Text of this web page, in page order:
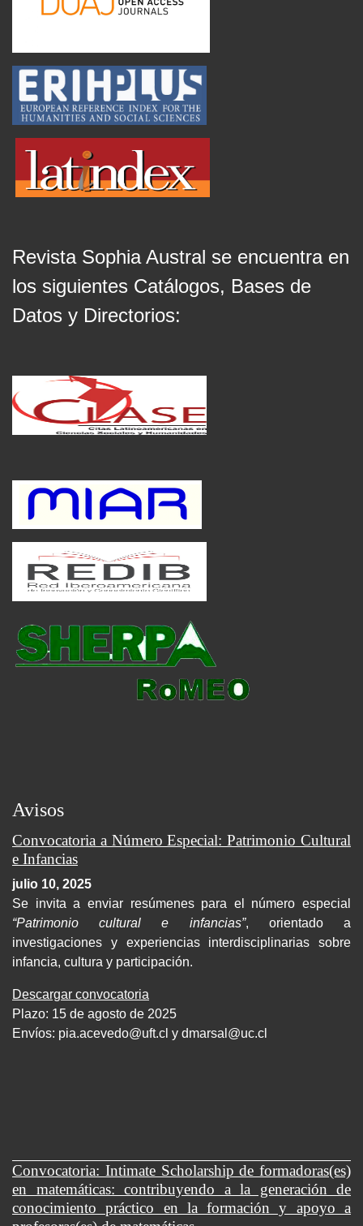
Revista Sophia Austral se encuentra en
los siguientes Catálogos, Bases de
Datos y Directorios:
Avisos
Convocatoria a Número Especial: Patrimonio Cultural
e Infancias
julio 10, 2025
Se invita a enviar resúmenes para el número especial
“Patrimonio cultural e infancias”, orientado a
investigaciones y experiencias interdisciplinarias sobre
infancia, cultura y participación.
Descargar convocatoria
Plazo: 15 de agosto de 2025
Envíos: pia.acevedo@uft.cl y dmarsal@uc.cl
Convocatoria: Intimate Scholarship de formadoras(es)
en matemáticas: contribuyendo a la generación de
conocimiento práctico en la formación y apoyo a